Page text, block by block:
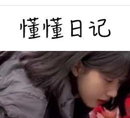
Skip
content